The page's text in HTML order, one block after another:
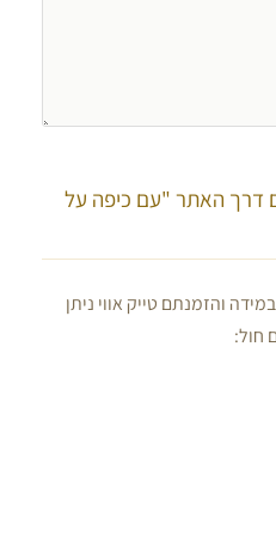
דרך האתר "עם כיפה על
והזמנתם טייק אווי ניתן
חול: